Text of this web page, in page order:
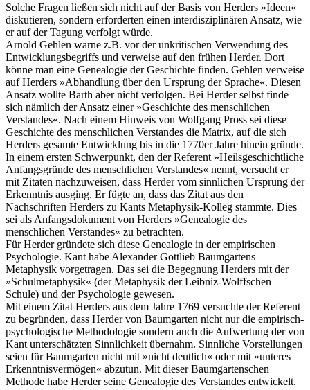
Solche Fragen ließen sich nicht auf der Basis von Herders »Ideen«
diskutieren, sondern erforderten einen interdisziplinären Ansatz, wie
er auf der Tagung verfolgt würde.
Arnold Gehlen warne z.B. vor der unkritischen Verwendung des
Entwicklungsbegriffs und verweise auf den frühen Herder. Dort
könne man eine Genealogie der Geschichte finden. Gehlen verweise
auf Herders »Abhandlung über den Ursprung der Sprache«. Diesen
Ansatz wollte Barth aber nicht verfolgen. Bei Herder selbst finde
sich nämlich der Ansatz einer »Geschichte des menschlichen
Verstandes«. Nach einem Hinweis von Wolfgang Pross sei diese
Geschichte des menschlichen Verstandes die Matrix, auf die sich
Herders gesamte Entwicklung bis in die 1770er Jahre hinein gründe.
In einem ersten Schwerpunkt, den der Referent »Heilsgeschichtliche
Anfangsgründe des menschlichen Verstandes« nennt, versucht er
mit Zitaten nachzuweisen, dass Herder vom sinnlichen Ursprung der
Erkenntnis ausging. Er fügte an, dass das Zitat aus den
Nachschriften Herders zu Kants Metaphysik-Kolleg stammte. Dies
sei als Anfangsdokument von Herders »Genealogie des
menschlichen Verstandes« zu betrachten.
Für Herder gründete sich diese Genealogie in der empirischen
Psychologie. Kant habe Alexander Gottlieb Baumgartens
Metaphysik vorgetragen. Das sei die Begegnung Herders mit der
»Schulmetaphysik« (der Metaphysik der Leibniz-Wolffschen
Schule) und der Psychologie gewesen.
Mit einem Zitat Herders aus dem Jahre 1769 versuchte der Referent
zu begründen, dass Herder von Baumgarten nicht nur die empirisch-
psychologische Methodologie sondern auch die Aufwertung der von
Kant unterschätzten Sinnlichkeit übernahm. Sinnliche Vorstellungen
seien für Baumgarten nicht mit »nicht deutlich« oder mit »unteres
Erkenntnisvermögen« abzutun. Mit dieser Baumgartenschen
Methode habe Herder seine Genealogie des Verstandes entwickelt.